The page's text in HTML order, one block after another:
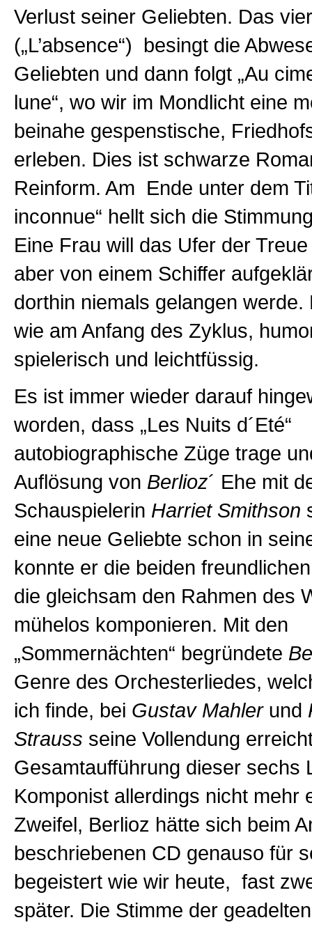
Verlust seiner Geliebten. Das
(„L’absence“) besingt die
Geliebten und dann folgt „Au
lune“, wo wir im Mondlicht eine
beinahe gespenstische,
erleben. Dies ist schwarze
Reinform. Am Ende unter dem
inconnue“ hellt sich die
Eine Frau will das Ufer der
aber von einem Schiffer
dorthin niemals gelangen werde.
wie am Anfang des Zyklus,
spielerisch und leichtfüssig.
Es ist immer wieder darauf
worden, dass „Les Nuits d´Eté“
autobiographische Züge trage
Auflösung von Berlioz´ Ehe mit
Schauspielerin Harriet Smithson
eine neue Geliebte schon in
konnte er die beiden
die gleichsam den Rahmen des
mühelos komponieren. Mit den
„Sommernächten“ begründete
Genre des Orchesterliedes,
ich finde, bei Gustav Mahlerund
Strauss seine Vollendung
Gesamtaufführung dieser sechs
Komponist allerdings nicht mehr
Zweifel, Berlioz hätte sich beim
beschriebenen CD genauso für
begeistert wie wir heute, fast
später. Die Stimme der